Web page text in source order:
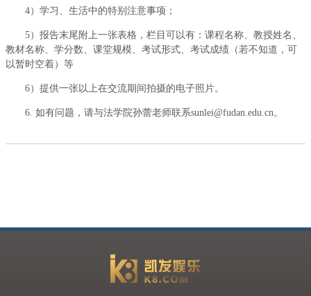
4）学习、生活中的特别注意事项；
5）报告末尾附上一张表格，栏目可以有：课程名称、教授姓名、
教材名称、学分数、课堂规模、考试形式、考试成绩（若不知道，可
以暂时空着）等
6）提供一张以上在交流期间拍摄的电子照片。
6. 如有问题，请与法学院孙蕾老师联系sunlei@fudan.edu.cn。